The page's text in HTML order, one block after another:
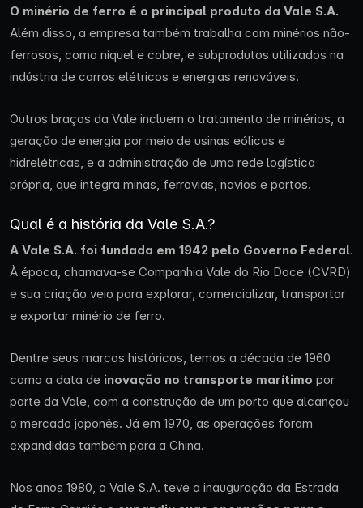
O minério de ferro é o principal produto da Vale S.A.
Além disso, a empresa também trabalha com minérios não-
ferrosos, como níquel e cobre, e subprodutos utilizados na
indústria de carros elétricos e energias renováveis.
Outros braços da Vale incluem o tratamento de minérios, a
geração de energia por meio de usinas eólicas e
hidrelétricas, e a administração de uma rede logística
própria, que integra minas, ferrovias, navios e portos.
Qual é a história da Vale S.A.?
A Vale S.A. foi fundada em 1942 pelo Governo Federal.
À época, chamava-se Companhia Vale do Rio Doce (CVRD)
e sua criação veio para explorar, comercializar, transportar
e exportar minério de ferro.
Dentre seus marcos históricos, temos a década de 1960
como a data de inovação no transporte marítimo por
parte da Vale, com a construção de um porto que alcançou
o mercado japonês. Já em 1970, as operações foram
expandidas também para a China.
Nos anos 1980, a Vale S.A. teve a inauguração da Estrada